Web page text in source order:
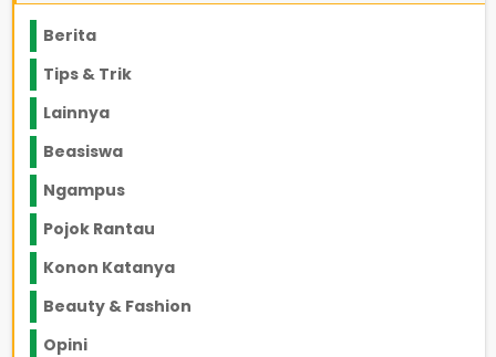
Berita
Tips & Trik
Lainnya
Beasiswa
Ngampus
Pojok Rantau
Konon Katanya
Beauty & Fashion
Opini